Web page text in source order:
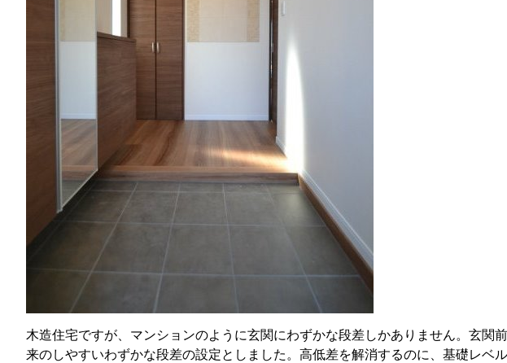
木造住宅ですが、マンションのように玄関にわずかな段差しかありません。玄
来のしやすいわずかな段差の設定としました。高低差を解消するのに、基礎レベ